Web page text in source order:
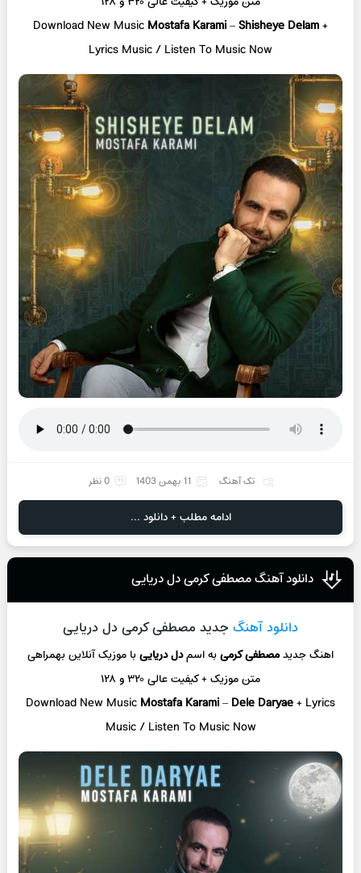
Download New Music Mostafa Karami–Shisheye Delam+
Lyrics Music / Listen To Music Now
تک آهنگ 11 بهمن 1403 0 نظر
ادامه مطلب + دانلود ...
دانلود آهنگ مصطفی کرمی دل دریایی
دانلود آهنگ جدید مصطفی کرمی دل دریایی
اهنگ جدیدمصطفی کرمیبه اسمدل دریاییبا موزیک آنلاینبهمراهی
متن موزیک + کیفیت عالی ۳۲۰ و ۱۲۸
Download New Music Mostafa Karami– Dele Daryae+ Lyrics
Music / Listen To Music Now